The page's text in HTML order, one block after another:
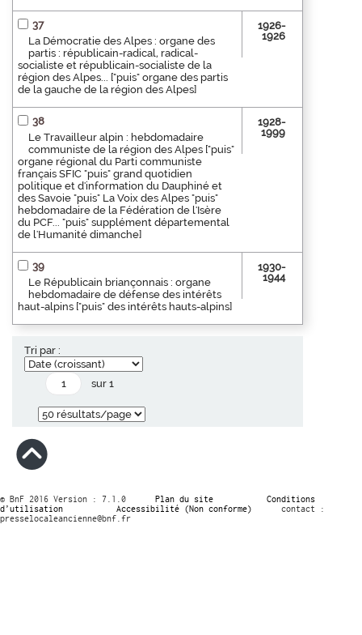
37
La Démocratie des Alpes : organe des
partis : républicain-radical, radical-
socialiste et républicain-socialiste de la
région des Alpes... ["puis" organe des partis
de la gauche de la région des Alpes]
1926-
1926
38
Le Travailleur alpin : hebdomadaire
communiste de la région des Alpes ["puis"
organe régional du Parti communiste
français SFIC "puis" grand quotidien
politique et d'information du Dauphiné et
des Savoie "puis" La Voix des Alpes "puis"
hebdomadaire de la Fédération de l'Isère
du PCF... "puis" supplément départemental
de l'Humanité dimanche]
1928-
1999
39
Le Républicain briançonnais : organe
hebdomadaire de défense des intérêts
haut-alpins ["puis" des intérêts hauts-alpins]
1930-
1944
Tri par :
sur 1
© BnF 2016 Version : 7.1.0 Plan du site
Conditions
d’utilisation
Accessibilité (Non conforme)
contact :
presselocaleancienne@bnf.fr